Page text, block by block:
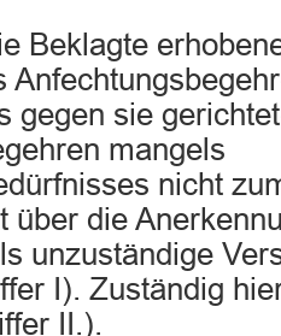
Beklagte
gegen sie
mangels
nicht
über die
unzuständige
I). Zuständig
II.).